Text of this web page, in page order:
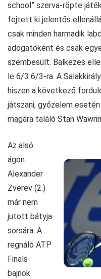
school” szerva-röpte
fejtett ki jelentős
csak minden harmadik
adogatóként és csak
szembesült. Balkezes
le 6/3 6/3-ra. A
hiszen a következő
játszani, győzelem
magára találó Stan
Az alsó
ágon
Alexander
Zverev (2.)
már nem
jutott bátyja
sorsára. A
regnáló ATP
Finals-
bajnok